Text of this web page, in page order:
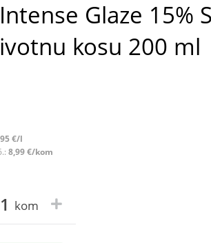
Glaze 15%
kosu 200 ml
€/l
8,99 €/kom
kom